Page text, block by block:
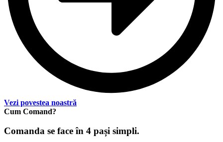
Vezi povestea noastră
Cum Comand?
Comanda se face în 4 pași simpli.